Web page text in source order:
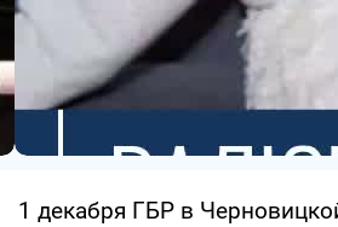
1 декабря ГБР в